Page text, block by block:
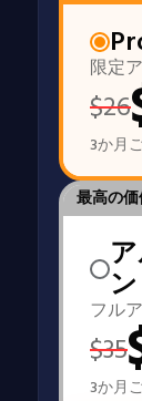
限定
$26
3か月
最高の
ン
フル
$35
3か月